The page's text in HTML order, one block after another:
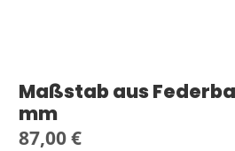
Maßstab aus
mm
Regulärer Preis:
87,00 €